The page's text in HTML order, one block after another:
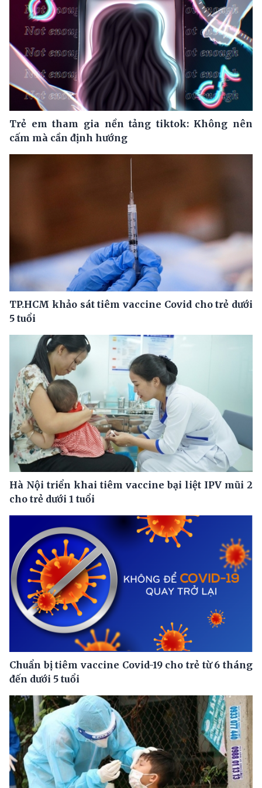
Trẻ em tham gia nền tảng tiktok: Không nên
cấm mà cần định hướng
TP.HCM khảo sát tiêm vaccine Covid cho trẻ dưới
5 tuổi
Hà Nội triển khai tiêm vaccine bại liệt IPV mũi 2
cho trẻ dưới 1 tuổi
Chuẩn bị tiêm vaccine Covid-19 cho trẻ từ 6 tháng
đến dưới 5 tuổi